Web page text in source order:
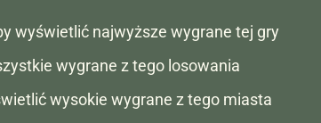
wyświetlić najwyższe wygrane tej gry
wygrane z tego losowania
wysokie wygrane z tego miasta